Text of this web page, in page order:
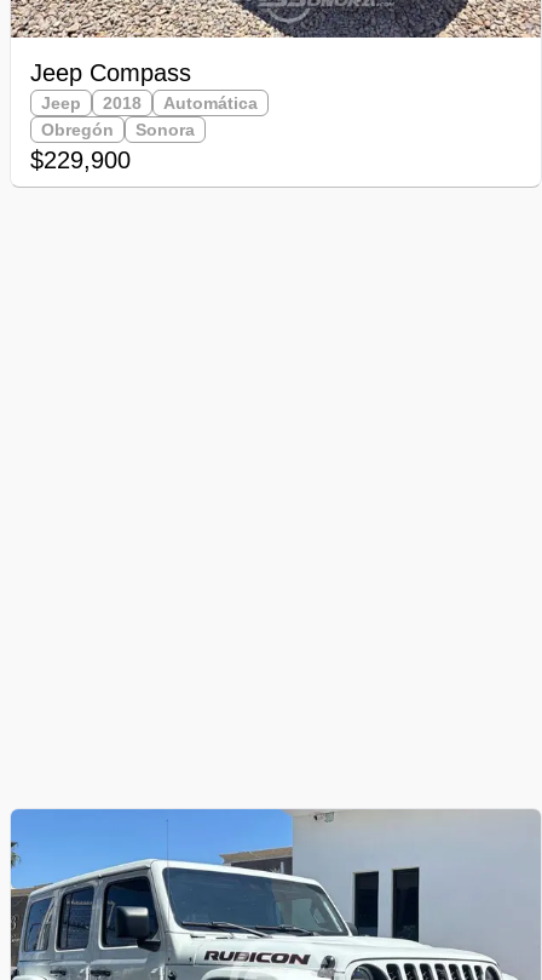
Jeep Compass
Jeep 2018
Automática
Obregón
Sonora
$229,900